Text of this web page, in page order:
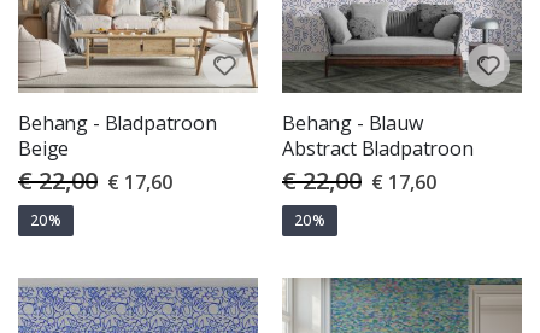
Behang - Bladpatroon
Beige
€ 22,00 Special
Price
€ 17,60
20%
Behang - Blauw
Abstract Bladpatroon
€ 22,00 Special
Price
€ 17,60
20%